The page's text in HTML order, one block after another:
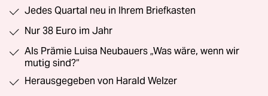
Jedes Quartal neu in Ihrem Briefkasten
Nur 38 Euro im Jahr
Als Prämie Luisa Neubauers „Was wäre, wenn wir
mutig sind?“
Herausgegeben von Harald Welzer